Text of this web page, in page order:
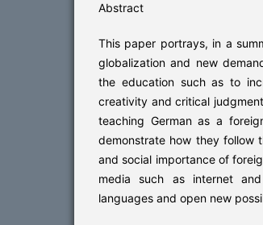
Abstract
This paper portrays, in a
globalization and new
the education such as to
creativity and critical
teaching German as a
demonstrate how they follow
and social importance of
media such as internet
languages and open new